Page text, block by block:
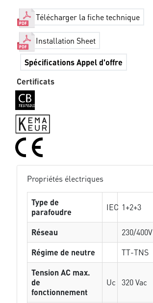
Télécharger la fiche technique
Installation Sheet
Spécifications Appel d'offre
Certificats
Propriétés électriques
Type de
parafoudre
IEC 1+2+3
Réseau
230/400V
Régime de neutre
TT-TNS
Tension AC max.
de
fonctionnement
Uc 320 Vac